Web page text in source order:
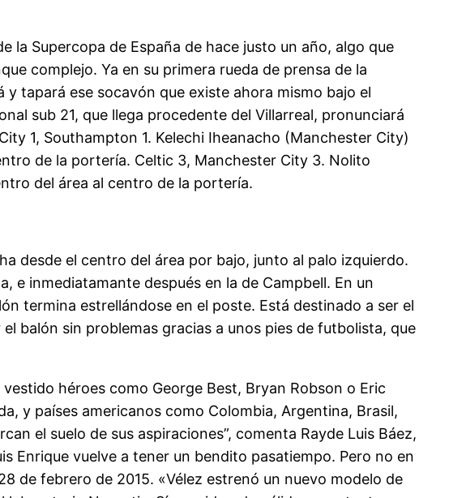
la Supercopa de España de hace justo un año, algo que
complejo. Ya en su primera rueda de prensa de la
tapará ese socavón que existe ahora mismo bajo el
sub 21, que llega procedente del Villarreal, pronunciará
1, Southampton 1. Kelechi Iheanacho (Manchester City)
de la portería. Celtic 3, Manchester City 3. Nolito
del área al centro de la portería.
desde el centro del área por bajo, junto al palo izquierdo.
e inmediatamante después en la de Campbell. En un
termina estrellándose en el poste. Está destinado a ser el
balón sin problemas gracias a unos pies de futbolista, que
héroes como George Best, Bryan Robson o Eric
y países americanos como Colombia, Argentina, Brasil,
el suelo de sus aspiraciones”, comenta Rayde Luis Báez,
Enrique vuelve a tener un bendito pasatiempo. Pero no en
de febrero de 2015. «Vélez estrenó un nuevo modelo de